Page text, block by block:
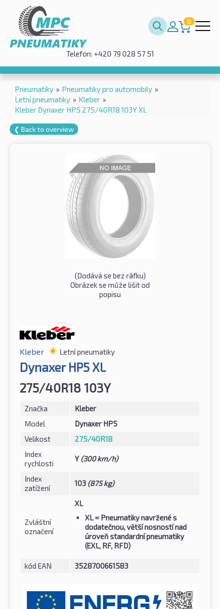
0
Telefon: +420 79 028 57 51
Pneumatiky » Pneumatiky pro automobily »
Letní pneumatiky » Kleber »
Kleber Dynaxer HP5 275/40R18 103Y XL
❮ Back to overview
(Dodává se bez ráfku)
Obrázek se může lišit od
popisu
Kleber Letní pneumatiky
Dynaxer HP5 XL
275/40R18 103Y
Značka
Kleber
Model
Dynaxer HP5
Velikost
275/40R18
Index
rychlosti
Y (300 km/h)
Index
zatížení
103 (875 kg)
Zvláštní
označení
XL
XL= Pneumatiky navržené s
dodatečnou, větší nosností nad
úroveň standardní pneumatiky
(EXL, RF, RFD)
kód EAN 3528700661583